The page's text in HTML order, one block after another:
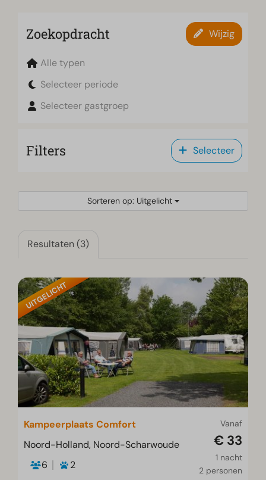
Zoekopdracht Wijzig
Alle typen
Selecteer periode
Selecteer gastgroep
Filters Selecteer
Sorteren op: Uitgelicht
Resultaten (3)
UITGELICHT
Vanaf
€ 33
1 nacht
2 personen
Kampeerplaats Comfort
Noord-Holland, Noord-Scharwoude
6
2